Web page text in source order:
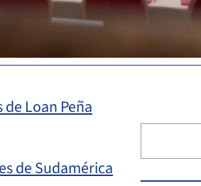
Loan Peña
de Sudamérica